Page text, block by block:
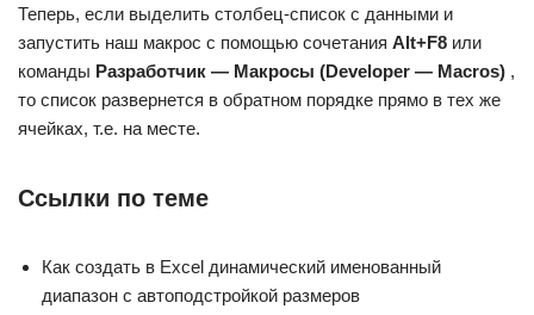
Теперь, если выделить столбец-список с данными и
запустить наш макрос с помощью сочетания Alt+F8 или
команды Разработчик — Макросы (Developer — Macros) ,
то список развернется в обратном порядке прямо в тех же
ячейках, т.е. на месте.
Ссылки по теме
Как создать в Excel динамический именованный
диапазон с автоподстройкой размеров